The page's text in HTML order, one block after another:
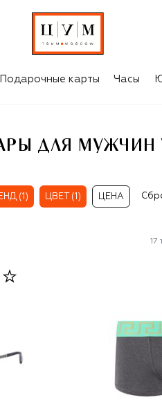
Подарочные карты Часы
ДЛЯ МУЖЧИН
(1) ЦВЕТ (1) ЦЕНА
17